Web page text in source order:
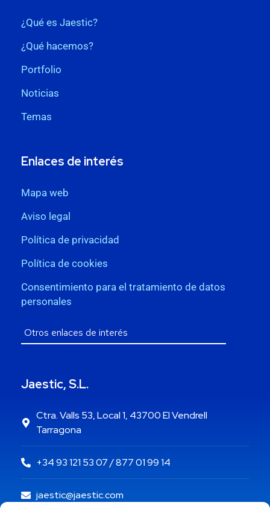
¿Qué es Jaestic?
¿Qué hacemos?
Portfolio
Noticias
Temas
Enlaces de interés
Mapa web
Aviso legal
Política de privacidad
Política de cookies
Consentimiento para el tratamiento de datos
personales
Jaestic, S.L.
Ctra. Valls 53, Local 1, 43700 El Vendrell
Tarragona
+34 93 121 53 07 / 877 01 99 14
jaestic@jaestic.com